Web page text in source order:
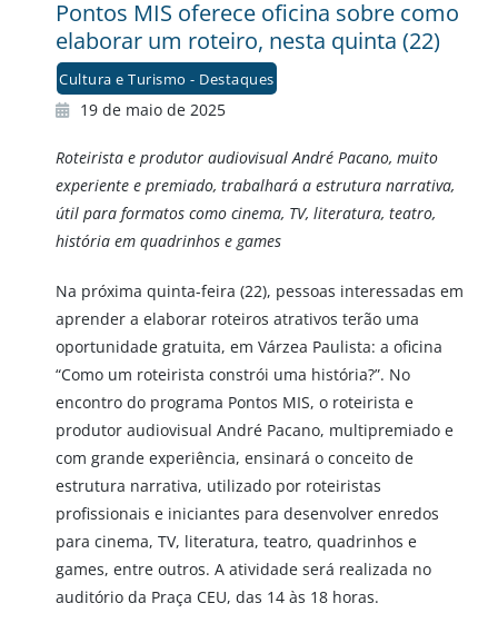
Pontos MIS oferece oficina sobre como
elaborar um roteiro, nesta quinta (22)
Cultura e Turismo - Destaques
19 de maio de 2025
Roteirista e produtor audiovisual André Pacano, muito
experiente e premiado, trabalhará a estrutura narrativa,
útil para formatos como cinema, TV, literatura, teatro,
história em quadrinhos e games
Na próxima quinta-feira (22), pessoas interessadas em
aprender a elaborar roteiros atrativos terão uma
oportunidade gratuita, em Várzea Paulista: a oficina
“Como um roteirista constrói uma história?”. No
encontro do programa Pontos MIS, o roteirista e
produtor audiovisual André Pacano, multipremiado e
com grande experiência, ensinará o conceito de
estrutura narrativa, utilizado por roteiristas
profissionais e iniciantes para desenvolver enredos
para cinema, TV, literatura, teatro, quadrinhos e
games, entre outros. A atividade será realizada no
auditório da Praça CEU, das 14 às 18 horas.